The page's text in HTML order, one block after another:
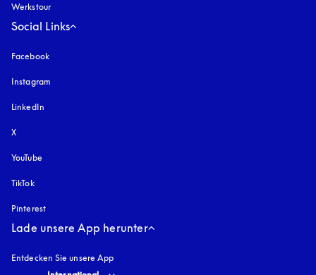
Werkstour
Social Links
Facebook
Instagram
LinkedIn
X
YouTube
TikTok
Pinterest
Lade unsere App herunter
Entdecken Sie unsere App